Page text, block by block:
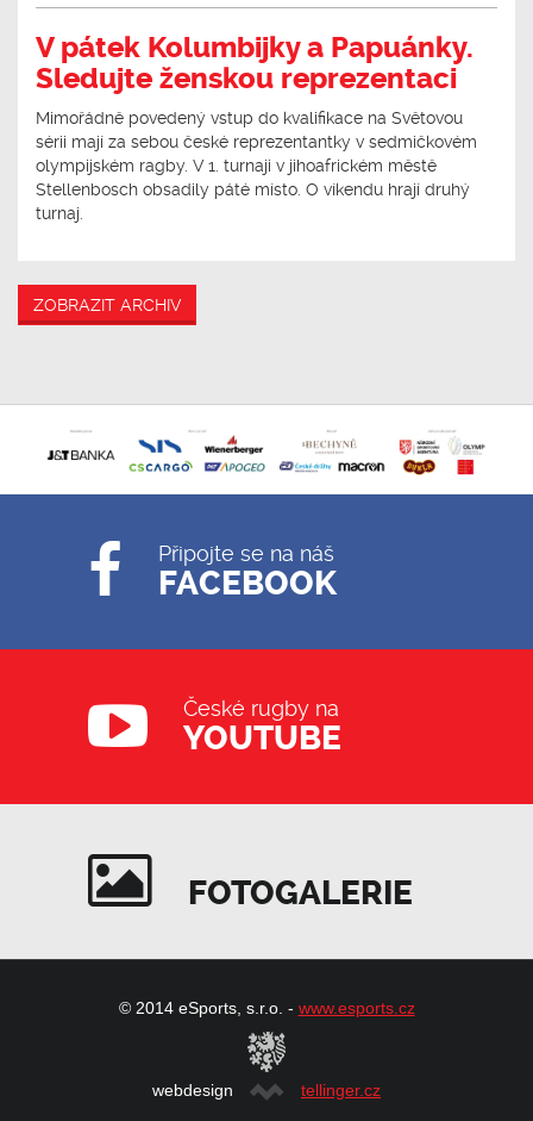
V pátek Kolumbijky a Papuánky.
Sledujte ženskou reprezentaci
Mimořádně povedený vstup do kvalifikace na Světovou
sérii mají za sebou české reprezentantky v sedmičkovém
olympijském ragby. V 1. turnaji v jihoafrickém městě
Stellenbosch obsadily páté místo. O víkendu hrají druhý
turnaj.
ZOBRAZIT ARCHIV
Připojte se na náš
FACEBOOK
České rugby na
YOUTUBE
FOTOGALERIE
© 2014 eSports, s.r.o. - www.esports.cz
webdesign tellinger.cz